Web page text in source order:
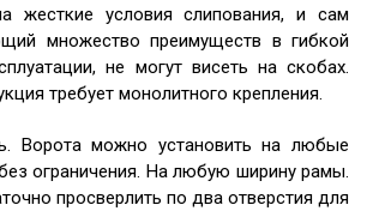
жесткие условия слипования, и сам
множество преимуществ в гибкой
не могут висеть на скобах.
требует монолитного крепления.
Ворота можно установить на любые
ограничения. На любую ширину рамы.
просверлить по два отверстия для